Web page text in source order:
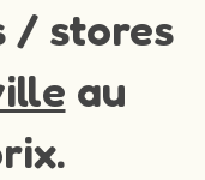
/ stores
au